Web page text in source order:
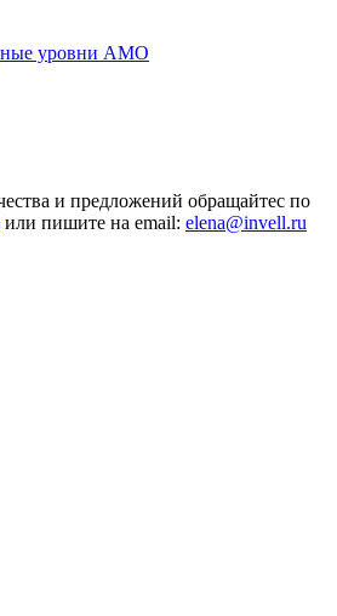
уровни AMO
и предложений обращайтес по
или пишите на email: elena@invell.ru